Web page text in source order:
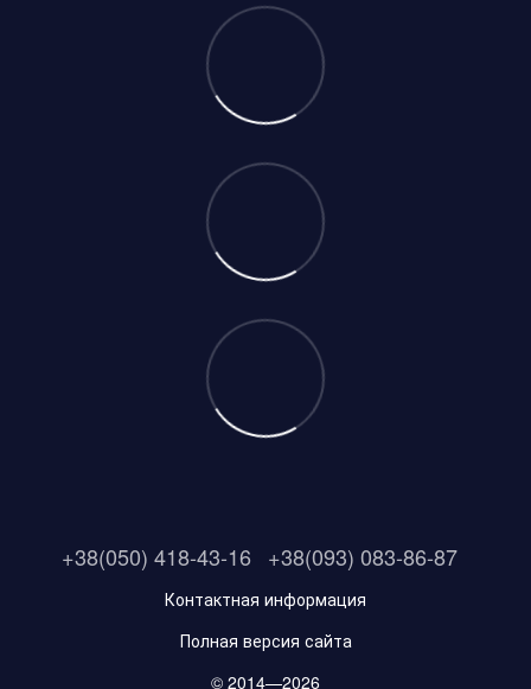
+38(050) 418-43-16 +38(093) 083-86-87
Контактная информация
Полная версия сайта
© 2014—2026